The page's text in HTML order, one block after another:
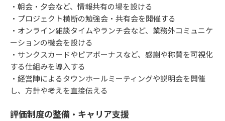
・朝会・夕会など、情報共有の場を設ける
・プロジェクト横断の勉強会・共有会を開催する
・オンライン雑談タイムやランチ会など、業務外コミュニケ
ーションの機会を設ける
・サンクスカードやピアボーナスなど、感謝や称賛を可視化
する仕組みを導入する
・経営陣によるタウンホールミーティングや説明会を開催
し、方針や考えを直接伝える
評価制度の整備・キャリア支援